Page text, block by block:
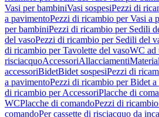
Vasi per bambiniVasi sospesiPezzi di
a pavimentoPezzi di ricambio per Vasi a
per bambiniPezzi di ricambio per Sedili
del vasoPezzi di ricambio per Sedili del
di ricambio per Tavolette del vasoWC ad
risciacquoAccessoriAllacciamenti
accessoriBidetBidet sospesiPezzi di
a pavimentoPezzi di ricambio per Bidet a
di ricambio per AccessoriPlacche di
WCPlacche di comandoPezzi di
comandoPer cassette di risciacquo da